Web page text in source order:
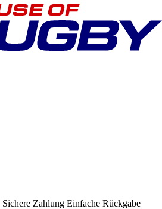
Sichere Zahlung Einfache Rückgabe